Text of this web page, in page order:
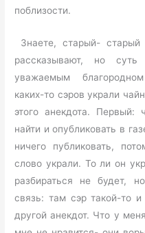
поблизости.
Знаете, старый-
рассказывают, но
уважаемым
каких-то сэров украли
этого анекдота. Первый:
найти и опубликовать в
ничего публиковать,
слово украли. То ли он
разбираться не будет,
связь: там сэр такой-то
другой анекдот. Что у